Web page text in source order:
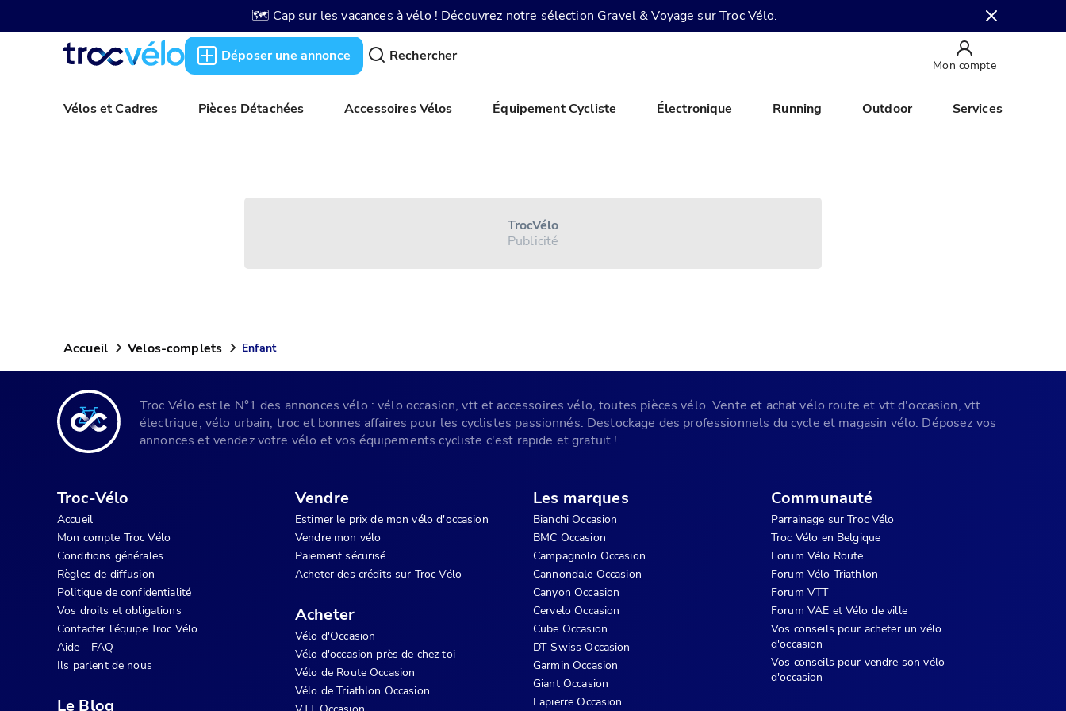
🗺️ Cap sur les vacances à vélo ! Découvrez notre sélection Gravel & Voyage sur Troc Vélo.
Déposer une annonce Rechercher
Mon compte
Vélos et Cadres Pièces Détachées Accessoires Vélos Équipement Cycliste Électronique Running Outdoor Services
Troc Vélo
Publicité
Accueil Velos-complets Enfant
Troc Vélo est le N°1 des annonces vélo : vélo occasion, vtt et accessoires vélo, toutes pièces vélo. Vente et achat vélo route et vtt d'occasion, vtt
électrique, vélo urbain, troc et bonnes affaires pour les cyclistes passionnés. Destockage des professionnels du cycle et magasin vélo. Déposez vos
annonces et vendez votre vélo et vos équipements cycliste c'est rapide et gratuit !
Troc-Vélo
Accueil
Mon compte Troc Vélo
Conditions générales
Règles de diffusion
Politique de confidentialité
Vos droits et obligations
Contacter l'équipe Troc Vélo
Aide - FAQ
Ils parlent de nous
Le Blog
Vendre
Estimer le prix de mon vélo d'occasion
Vendre mon vélo
Paiement sécurisé
Acheter des crédits sur Troc Vélo
Acheter
Vélo d'Occasion
Vélo d'occasion près de chez toi
Vélo de Route Occasion
Vélo de Triathlon Occasion
Les marques
Bianchi Occasion
BMC Occasion
Campagnolo Occasion
Cannondale Occasion
Canyon Occasion
Cervelo Occasion
Cube Occasion
DT-Swiss Occasion
Garmin Occasion
Giant Occasion
Lapierre Occasion
Communauté
Parrainage sur Troc Vélo
Troc Vélo en Belgique
Forum Vélo Route
Forum Vélo Triathlon
Forum VTT
Forum VAE et Vélo de ville
Vos conseils pour acheter un vélo
d'occasion
Vos conseils pour vendre son vélo
d'occasion